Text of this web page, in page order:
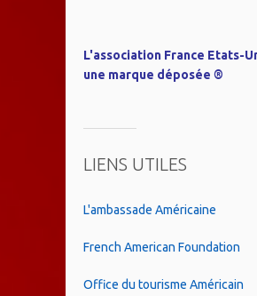
L'association France Etats-
une marque déposée ®
LIENS UTILES
L'ambassade Américaine
French American Foundation
Office du tourisme Américain